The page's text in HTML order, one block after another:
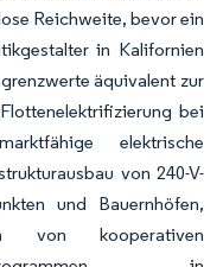
Reichweite, bevor ein
in Kalifornien
äquivalent zur
bei
elektrische
von 240-V-
und Bauernhöfen,
von kooperativen